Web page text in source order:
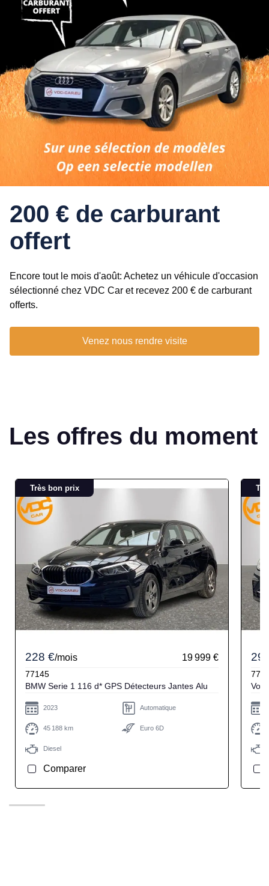
200 € de carburant
offert
Encore tout le mois d'août: Achetez un véhicule d'occasion
sélectionné chez VDC Car et recevez 200 € de carburant
offerts.
Venez nous rendre visite
Les offres du moment
Très bon prix
228 €/mois 19 999 €
77145
BMW Serie 1 116 d* GPS Détecteurs Jantes Alu
2023 Automatique
45 188 km Euro 6D
Diesel
Comparer